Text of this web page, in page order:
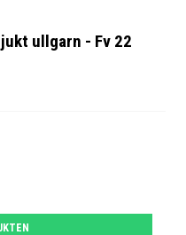
ullgarn - Fv 22